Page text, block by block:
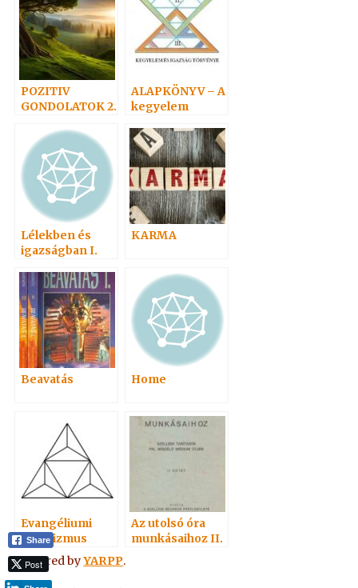
POZITIV
GONDOLATOK 2.
ALAPKÖNYV – A
kegyelem
Lélekben és
igazságban I.
KARMA
Beavatás Home
Evangéliumi
Spiritizmus
Az utolsó óra
munkásaihoz II.
Powered byYARPP.
Share
Post